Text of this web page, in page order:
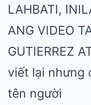
LAHBATI,
ANG VIDEO
GUTIERREZ
viết lại nhưng
tên người